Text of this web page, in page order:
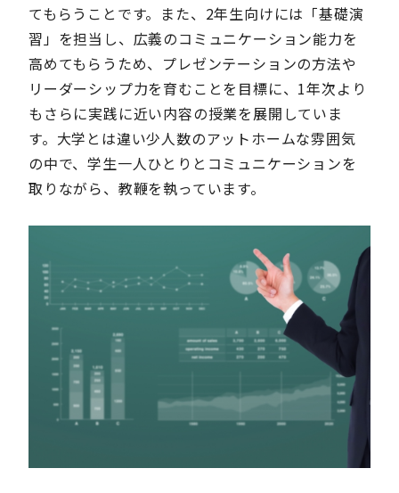
てもらうことです。また、2年生向けには「基礎演
習」を担当し、広義のコミュニケーション能力を
高めてもらうため、プレゼンテーションの方法や
リーダーシップ力を育むことを目標に、1年次より
もさらに実践に近い内容の授業を展開していま
す。大学とは違い少人数のアットホームな雰囲気
の中で、学生一人ひとりとコミュニケーションを
取りながら、教鞭を執っています。